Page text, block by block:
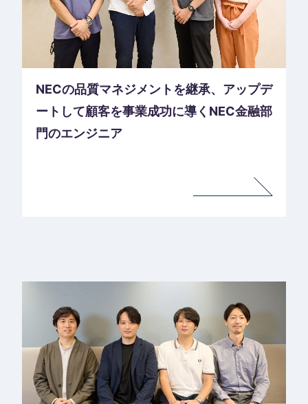
NECの品質マネジメントを継承、アップデ
ートして顧客を事業成功に導くNEC金融部
門のエンジニア